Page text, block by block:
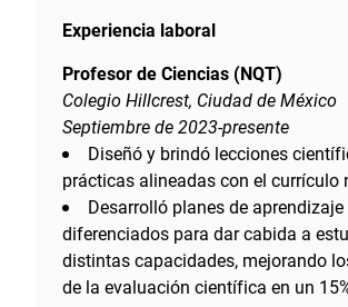
Experiencia laboral
Profesor de Ciencias (NQT)
Colegio Hillcrest, Ciudad de México
Septiembre de 2023-presente
Diseñó y brindó lecciones
prácticas alineadas con el currículo
Desarrolló planes de aprendizaje
diferenciados para dar cabida a
distintas capacidades, mejorando
de la evaluación científica en un